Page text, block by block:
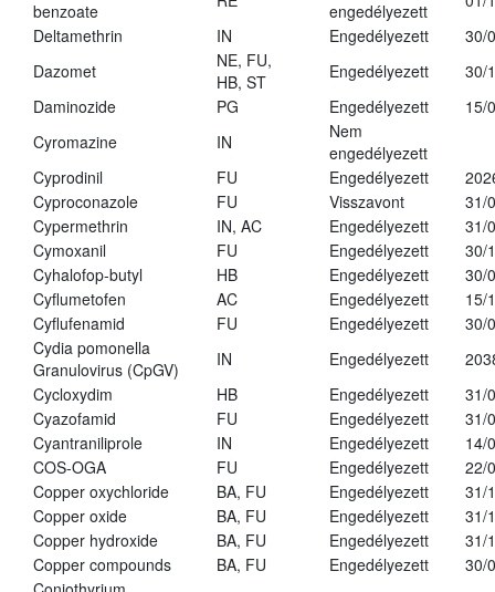
benzoate
engedélyezett
Deltamethrin
IN Engedélyezett
30/
Dazomet
NE, FU,
HB, ST
Engedélyezett
30/
Daminozide
PG Engedélyezett
15/
Cyromazine
IN
Nem
engedélyezett
Cyprodinil
FU Engedélyezett
Cyproconazole
FU Visszavont
31/
Cypermethrin
IN, AC Engedélyezett
31/
Cymoxanil
FU Engedélyezett
30/
Cyhalofop-butyl
HB Engedélyezett
30/
Cyflumetofen
AC Engedélyezett
15/
Cyflufenamid
FU Engedélyezett
30/
Cydia pomonella
Granulovirus (CpGV)
IN Engedélyezett
Cycloxydim
HB Engedélyezett
31/
Cyazofamid
FU Engedélyezett
31/
Cyantraniliprole
IN Engedélyezett
14/
COS-OGA
FU Engedélyezett
22/
Copper oxychloride
BA, FU Engedélyezett
31/
Copper oxide
BA, FU Engedélyezett
31/
Copper hydroxide
BA, FU Engedélyezett
31/
Copper compounds
BA, FU Engedélyezett
30/